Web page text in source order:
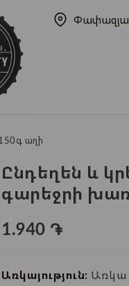
աղի
Ընդեղեն և
գարեջրի
1.940 ֏
Առկայություն: Առկա